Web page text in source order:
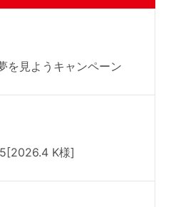
を見ようキャンペーン
K様]